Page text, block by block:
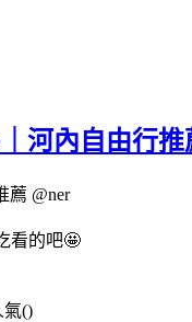
河內自由行
看的吧🤩
氣()